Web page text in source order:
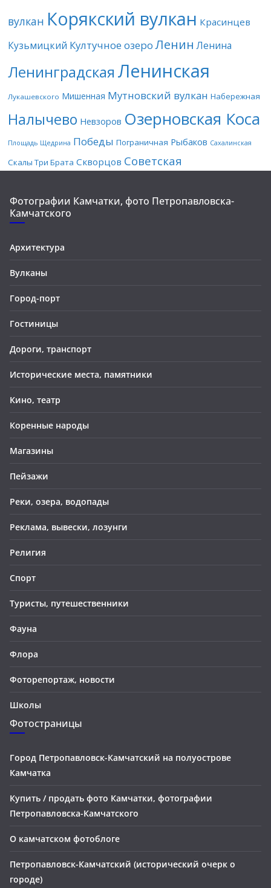
вулкан Корякский вулкан Красинцев
Кузьмицкий Култучное озеро Ленин Ленина
Ленинградская Ленинская
Лукашевского Мишенная Мутновский вулкан Набережная
Налычево Невзоров Озерновская Коса
Площадь Щедрина Победы Пограничная Рыбаков Сахалинская
Скалы Три Брата Скворцов Советская
Фотографии Камчатки, фото Петропавловска-
Камчатского
Архитектура
Вулканы
Город-порт
Гостиницы
Дороги, транспорт
Исторические места, памятники
Кино, театр
Коренные народы
Магазины
Пейзажи
Реки, озера, водопады
Реклама, вывески, лозунги
Религия
Спорт
Туристы, путешественники
Фауна
Флора
Фоторепортаж, новости
Школы
Фотостраницы
Город Петропавловск-Камчатский на полуострове
Камчатка
Купить / продать фото Камчатки, фотографии
Петропавловска-Камчатского
О камчатском фотоблоге
Петропавловск-Камчатский (исторический очерк о
городе)